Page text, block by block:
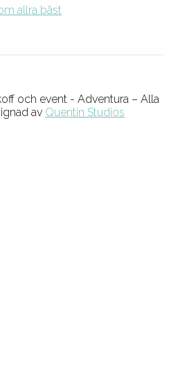
allra bäst
och event - Adventura – Alla
av Quentin Studios